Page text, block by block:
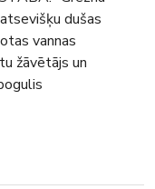
dušas
vannas
žāvētājs un